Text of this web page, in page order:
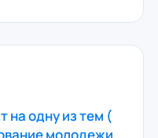
на одну из тем (